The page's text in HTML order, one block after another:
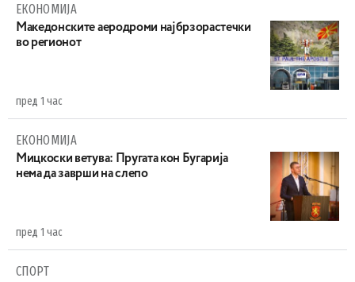
ЕКОНОМИЈА
Maкедонските аеродроми најбрзорастечки
во регионот
пред 1 час
ЕКОНОМИЈА
Mицкоски ветува: Пругата кон Бугарија
нема да заврши на слепо
пред 1 час
СПОРТ